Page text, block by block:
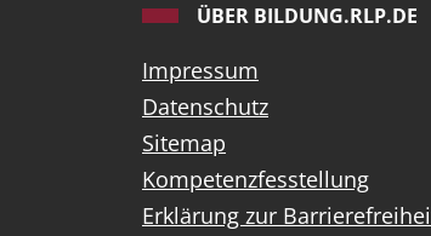
ÜBER BILDUNG.RLP.DE
Impressum
Datenschutz
Sitemap
Kompetenzfesstellung
Erklärung zur